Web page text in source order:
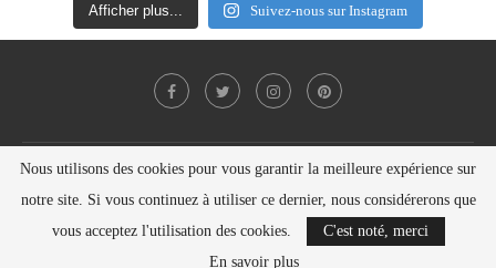
Afficher plus... Suivez-nous sur Instagram
Politique de confidentialité Contact
Copyright © Nelly SEILER 2021
BACK TO TOP
Nous utilisons des cookies pour vous garantir la meilleure expérience sur
notre site. Si vous continuez à utiliser ce dernier, nous considérerons que
vous acceptez l'utilisation des cookies.
C'est noté, merci
En savoir plus